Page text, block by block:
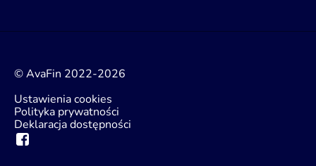
© AvaFin 2022-2026
Ustawienia cookies
Polityka prywatności
Deklaracja dostępności